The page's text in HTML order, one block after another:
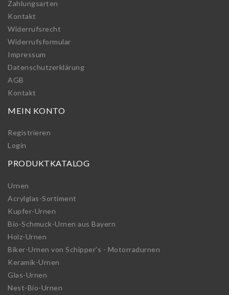
Zahlungsarten
Kontakt
Widerrufs­recht
Widerrufs­formular
Impressum
Daten­schutz­erklärung
AGB
Kontakt
MEIN KONTO
Registrieren
Login
PRODUKTKATALOG
Urnen
Acrylglas-Sortiment
Kupfer-Urnen
Bio-Schmuck-Urnen aus Bayern
Holz-Urnen
Biker-Urnen von Schipper's - Motorradurnen
Keramik-Urnen
Glas-Urnen
Nest-Bio-Urnen